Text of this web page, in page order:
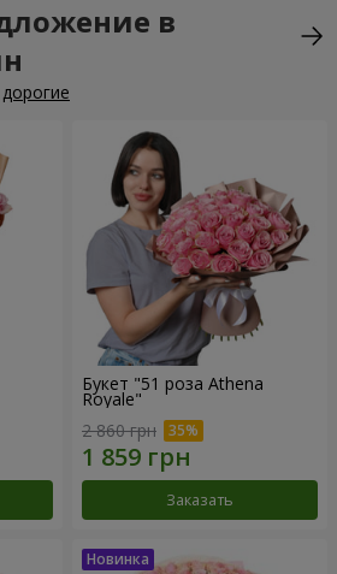
в
дорогие
Букет "51 роза Athena
Royale"
2 860 грн
Заказать